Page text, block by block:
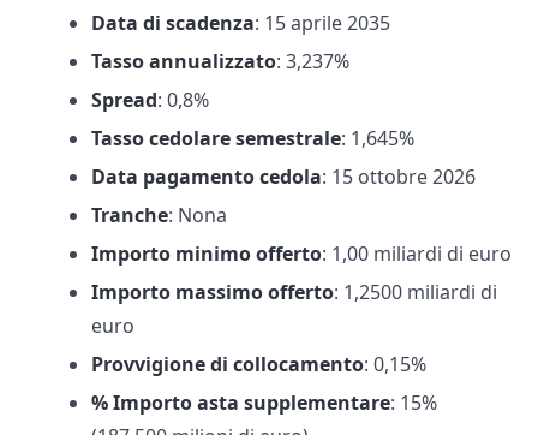
Data di scadenza: 15 aprile 2035
Tasso annualizzato: 3,237%
Spread: 0,8%
Tasso cedolare semestrale: 1,645%
Data pagamento cedola: 15 ottobre 2026
Tranche: Nona
Importo minimo offerto: 1,00 miliardi di euro
Importo massimo offerto: 1,2500 miliardi di
euro
Provvigione di collocamento: 0,15%
% Importo asta supplementare: 15%